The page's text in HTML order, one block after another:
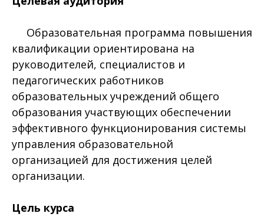
Образовательная программа повышения
квалификации ориентирована на
руководителей, специалистов и
педагогических работников
образовательных учреждений общего
образования участвующих обеспечении
эффективного функционирования системы
управления образовательной
организацией для достижения целей
организации.
Цель курса